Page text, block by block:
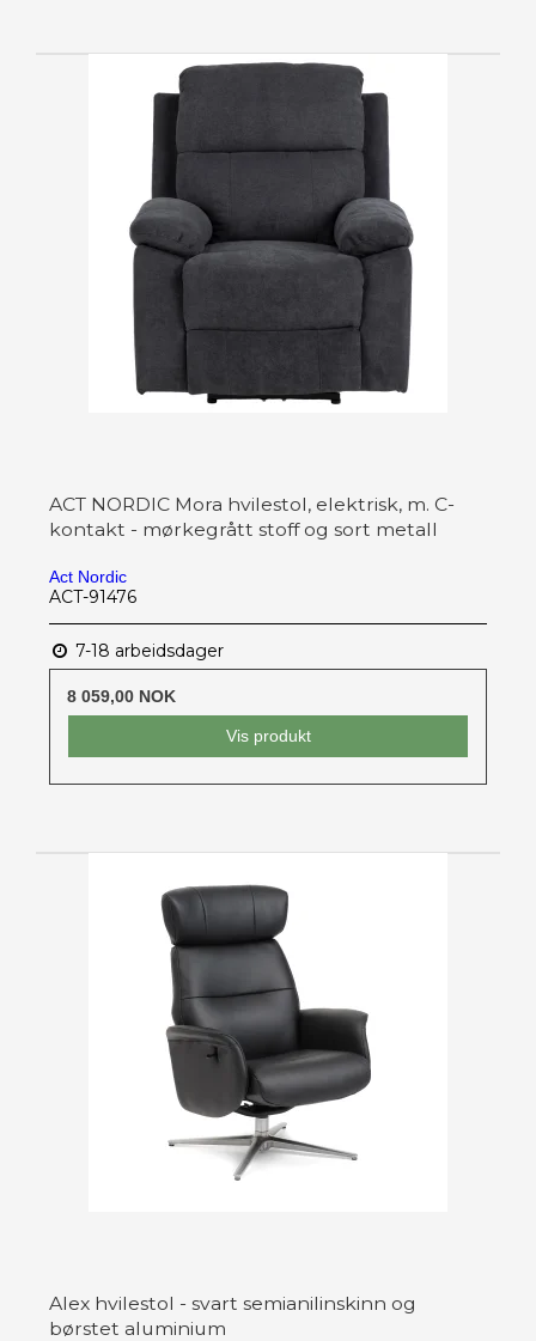
ACT NORDIC Mora hvilestol, elektrisk, m. C-
kontakt - mørkegrått stoff og sort metall
Act Nordic
ACT-91476
7-18 arbeidsdager
8 059,00 NOK
Vis produkt
Alex hvilestol - svart semianilinskinn og
børstet aluminium